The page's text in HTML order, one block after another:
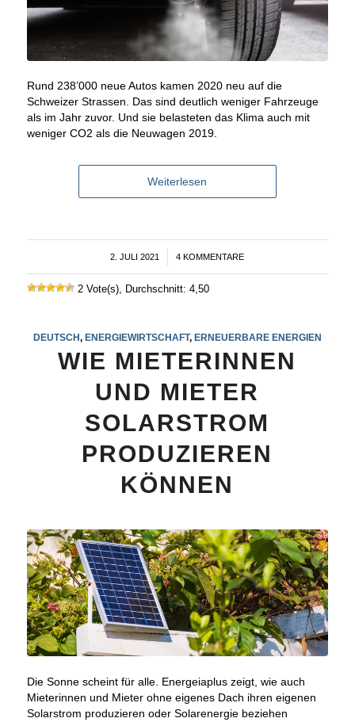
Rund 238’000 neue Autos kamen 2020 neu auf die
Schweizer Strassen. Das sind deutlich weniger Fahrzeuge
als im Jahr zuvor. Und sie belasteten das Klima auch mit
weniger CO2 als die Neuwagen 2019.
Weiterlesen
2. JULI 2021 4 KOMMENTARE
2 Vote(s), Durchschnitt: 4,50
DEUTSCH, ENERGIEWIRTSCHAFT, ERNEUERBARE ENERGIEN
WIE MIETERINNEN
UND MIETER
SOLARSTROM
PRODUZIEREN
KÖNNEN
Die Sonne scheint für alle. Energeiaplus zeigt, wie auch
Mieterinnen und Mieter ohne eigenes Dach ihren eigenen
Solarstrom produzieren oder Solarenergie beziehen